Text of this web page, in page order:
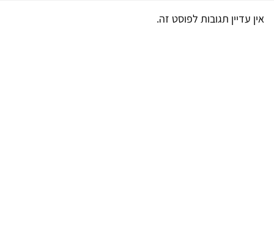
אין עדיין תגובות לפוסט זה.